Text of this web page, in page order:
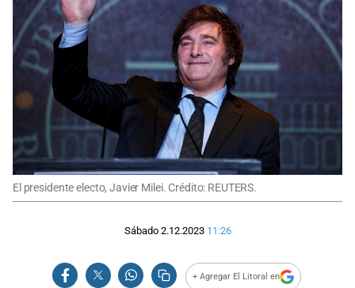
El presidente electo, Javier Milei. Crédito: REUTERS.
Sábado 2.12.2023 11:26
+ Agregar El Litoral en